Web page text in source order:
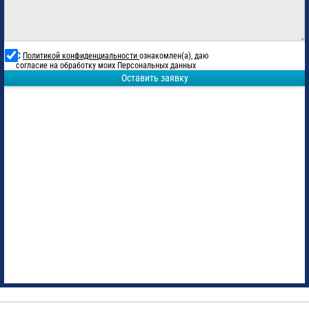
С Политикой конфиденциальности ознакомлен(а), даю
согласие на обработку моих Персональных данных
Оставить заявку